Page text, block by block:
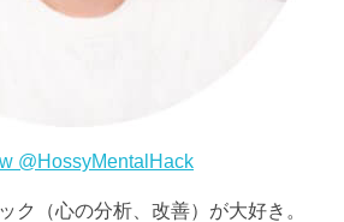
@HossyMentalHack
ク（心の分析、改善）が大好き。